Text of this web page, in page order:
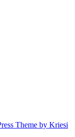
Theme by Kriesi